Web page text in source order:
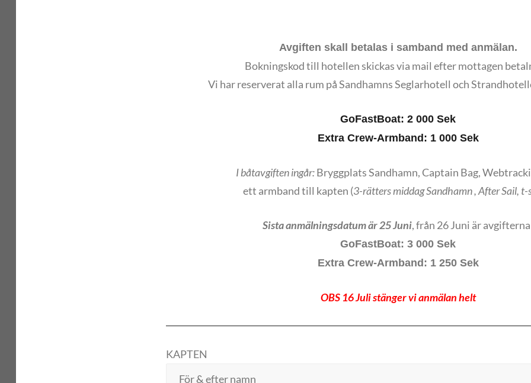
Avgiften skall betalas i samband med anmälan.
Bokningskod till hotellen skickas via mail efter mottagen
Vi har reserverat alla rum på Sandhamns Seglarhotell och
GoFastBoat: 2 000 Sek
Extra Crew-Armband: 1 000 Sek
I båtavgiften ingår:Bryggplats Sandhamn, Captain Bag,
ett armband till kapten (3-rätters middag Sandhamn , After Sail,
Sista anmälningsdatum är 25 Juni, från 26 Juni är
GoFastBoat: 3 000 Sek
Extra Crew-Armband: 1 250 Sek
OBS 16 Juli stänger vi anmälan helt
KAPTEN